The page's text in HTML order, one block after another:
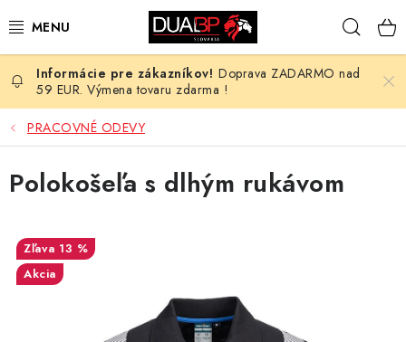
na
NOVÉ
PRACOVNÉ ODEVY
OBUV
ZDRAVOTNÍCTVO
OCHRANNÉ POMÔCKY
Doprava ZADARMO nad
59 EUR. Výmena tovaru zdarma !
PRACOVNÉ ODEVY
Polokošeľa s dlhým rukávom
13 %
Akcia